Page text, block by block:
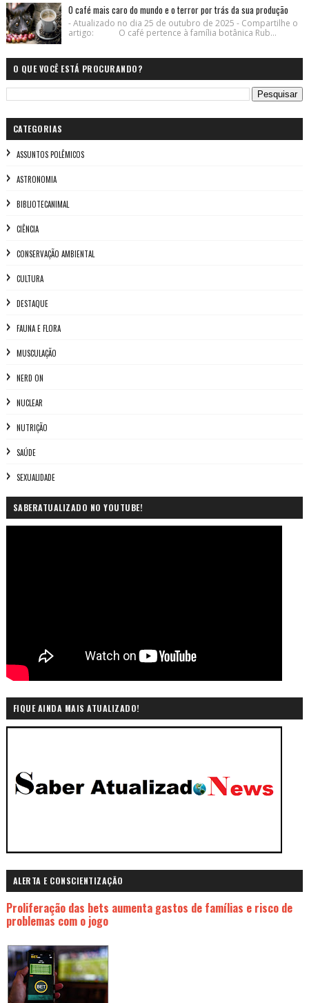
O café mais caro do mundo e o terror por trás da sua produção
- Atualizado no dia 25 de outubro de 2025 - Compartilhe o
artigo: O café pertence à família botânica Rub...
O QUE VOCÊ ESTÁ PROCURANDO?
CATEGORIAS
ASSUNTOS POLÊMICOS
ASTRONOMIA
BIBLIOTECANIMAL
CIÊNCIA
CONSERVAÇÃO AMBIENTAL
CULTURA
DESTAQUE
FAUNA E FLORA
MUSCULAÇÃO
NERD ON
NUCLEAR
NUTRIÇÃO
SAÚDE
SEXUALIDADE
SABERATUALIZADO NO YOUTUBE!
FIQUE AINDA MAIS ATUALIZADO!
ALERTA E CONSCIENTIZAÇÃO
Proliferação das bets aumenta gastos de famílias e risco de
problemas com o jogo